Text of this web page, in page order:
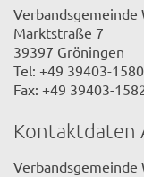
Verbandsgemeinde
Marktstraße 7
39397 Gröningen
Tel: +49 39403-1580
Fax: +49 39403-
Kontaktdaten
Verbandsgemeinde